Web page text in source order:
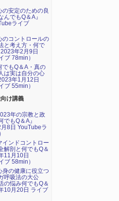
の安定のための良
んでもQ＆A』
ライブ
のコントロールの
と考え方・何で
年2月9日
ブ 78min）
でもQ＆A・真の
は実は自分の心
年1月12日
ブ 55min）
け講義
年の宗教と政
でもQ＆A』
月8日 YouTubeラ
インドコントロー
解剖と何でもQ＆
11月10日
ブ 58min）
身の健康に役立つ
呼吸法の大公
の悩み何でもQ＆
10月20日 ライブ